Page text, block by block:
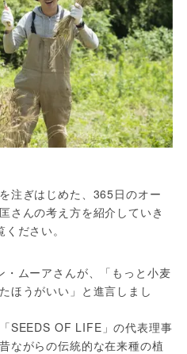
注ぎはじめた、365日のオー
さんの考え方を紹介していき
ださい。
ムーアさんが、「もっと小麦
ほうがいい」と進言しまし
SEEDS OF LIFE」の代表理事
ながらの伝統的な在来種の植